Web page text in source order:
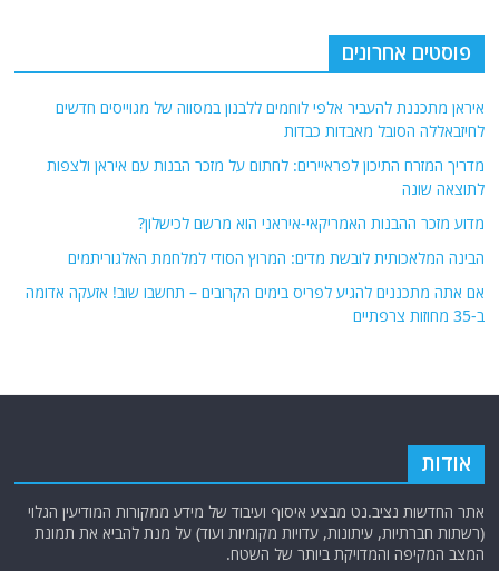
פוסטים אחרונים
איראן מתכננת להעביר אלפי לוחמים ללבנון במסווה של מגוייסים חדשים
לחיזבאללה הסובל מאבדות כבדות
מדריך המזרח התיכון לפראיירים: לחתום על מזכר הבנות עם איראן ולצפות
לתוצאה שונה
מדוע מזכר ההבנות האמריקאי-איראני הוא מרשם לכישלון?
הבינה המלאכותית לובשת מדים: המרוץ הסודי למלחמת האלגוריתמים
אם אתה מתכננים להגיע לפריס בימים הקרובים – תחשבו שוב! אזעקה אדומה
ב-35 מחוזות צרפתיים
אודות
אתר החדשות נציב.נט מבצע איסוף ועיבוד של מידע ממקורות המודיעין הגלוי
(רשתות חברתיות, עיתונות, עדויות מקומיות ועוד) על מנת להביא את תמונת
המצב המקיפה והמדויקת ביותר של השטח.